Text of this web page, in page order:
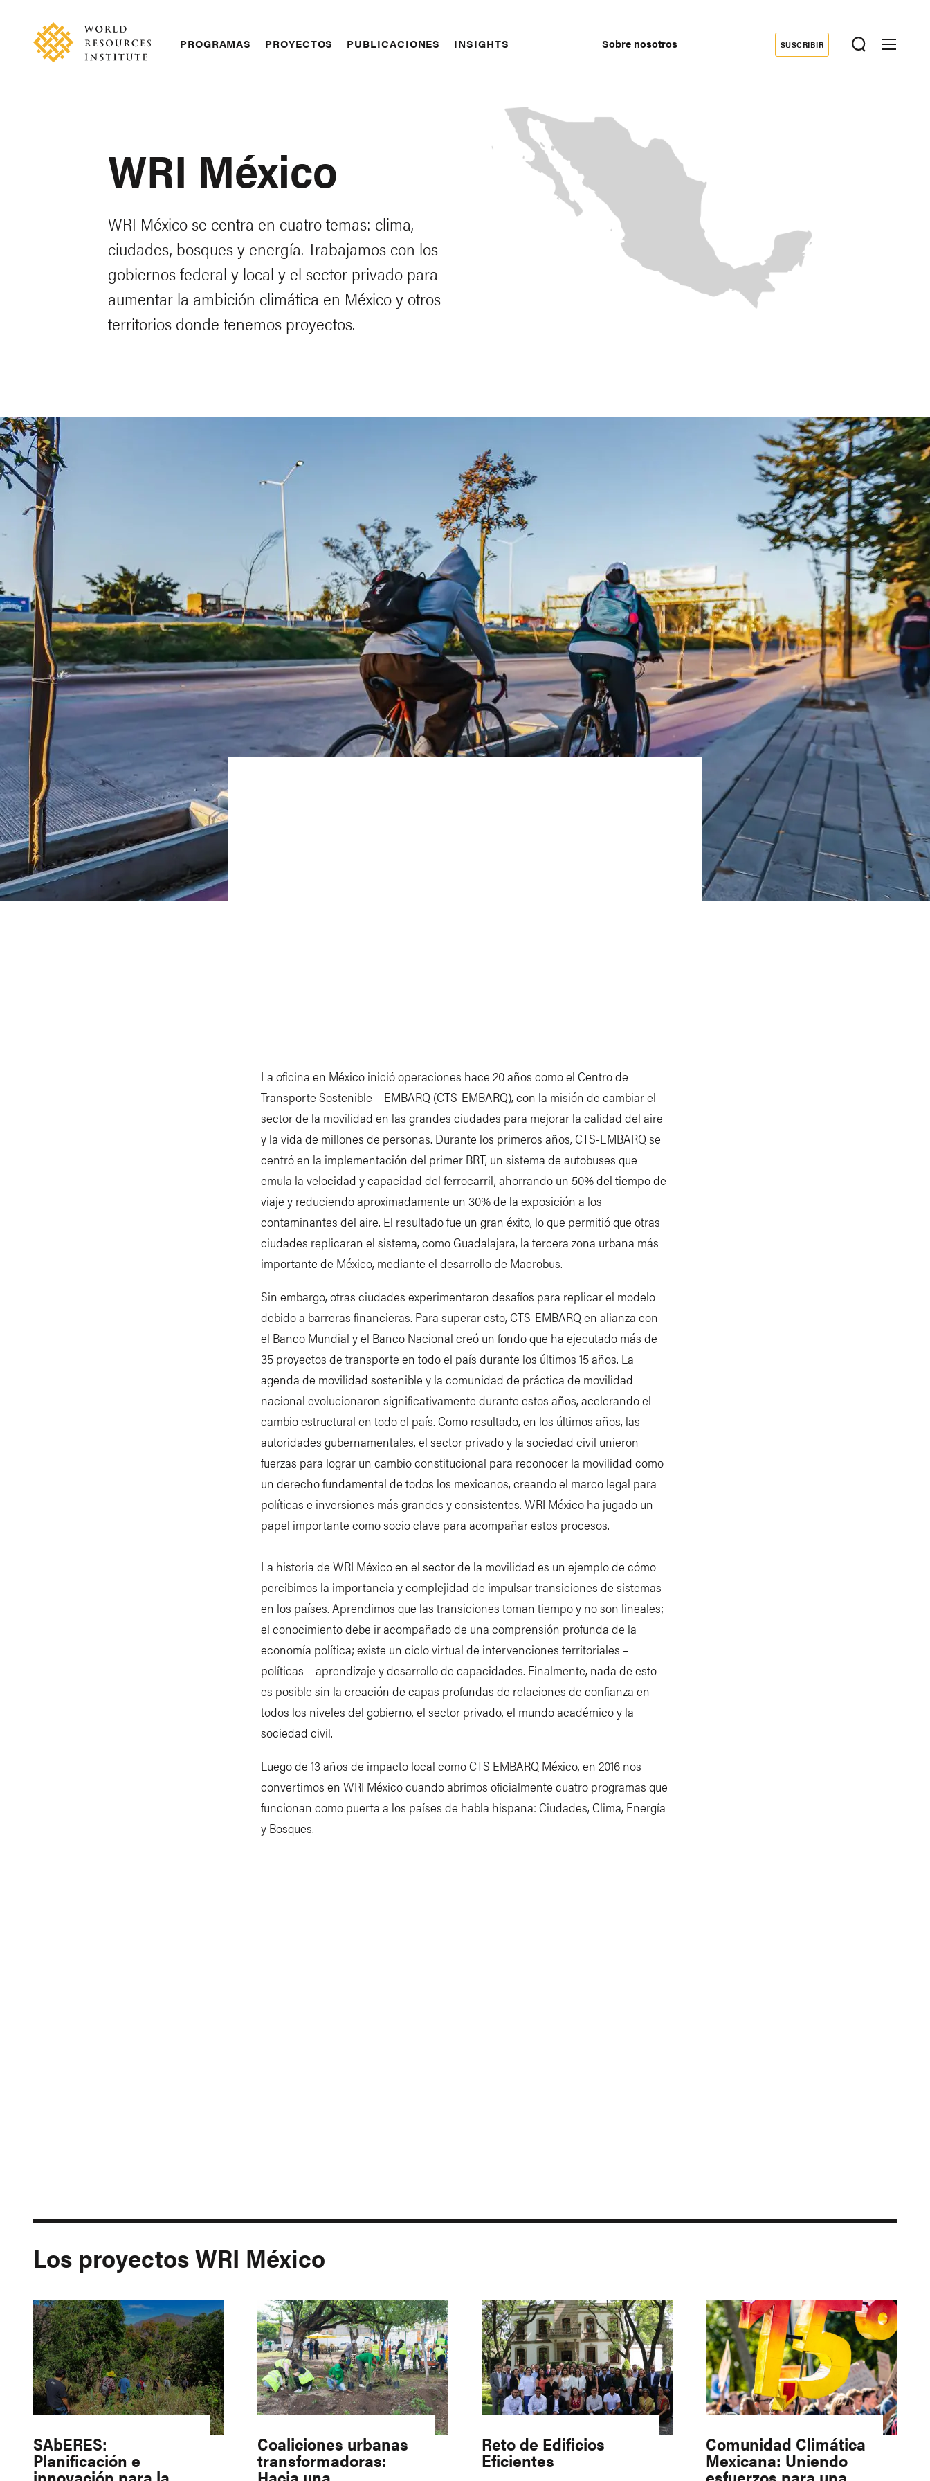
content
Main
PROGRAMAS PROYECTOS PUBLICACIONES INSIGHTS Sobre nosotros
Donate
SUSCRIBIR
WRI México
WRI México se centra en cuatro temas: clima,
ciudades, bosques y energía. Trabajamos con los
gobiernos federal y local y el sector privado para
aumentar la ambición climática en México y otros
territorios donde tenemos proyectos.
La oficina en México inició operaciones hace 20 años como el Centro de
Transporte Sostenible – EMBARQ (CTS-EMBARQ), con la misión de cambiar el
sector de la movilidad en las grandes ciudades para mejorar la calidad del aire
y la vida de millones de personas. Durante los primeros años, CTS-EMBARQ se
centró en la implementación del primer BRT, un sistema de autobuses que
emula la velocidad y capacidad del ferrocarril, ahorrando un 50% del tiempo de
viaje y reduciendo aproximadamente un 30% de la exposición a los
contaminantes del aire. El resultado fue un gran éxito, lo que permitió que otras
ciudades replicaran el sistema, como Guadalajara, la tercera zona urbana más
importante de México, mediante el desarrollo de Macrobus.
Sin embargo, otras ciudades experimentaron desafíos para replicar el modelo
debido a barreras financieras. Para superar esto, CTS-EMBARQ en alianza con
el Banco Mundial y el Banco Nacional creó un fondo que ha ejecutado más de
35 proyectos de transporte en todo el país durante los últimos 15 años. La
agenda de movilidad sostenible y la comunidad de práctica de movilidad
nacional evolucionaron significativamente durante estos años, acelerando el
cambio estructural en todo el país. Como resultado, en los últimos años, las
autoridades gubernamentales, el sector privado y la sociedad civil unieron
fuerzas para lograr un cambio constitucional para reconocer la movilidad como
un derecho fundamental de todos los mexicanos, creando el marco legal para
políticas e inversiones más grandes y consistentes. WRI México ha jugado un
papel importante como socio clave para acompañar estos procesos.
La historia de WRI México en el sector de la movilidad es un ejemplo de cómo
percibimos la importancia y complejidad de impulsar transiciones de sistemas
en los países. Aprendimos que las transiciones toman tiempo y no son lineales;
el conocimiento debe ir acompañado de una comprensión profunda de la
economía política; existe un ciclo virtual de intervenciones territoriales –
políticas – aprendizaje y desarrollo de capacidades. Finalmente, nada de esto
es posible sin la creación de capas profundas de relaciones de confianza en
todos los niveles del gobierno, el sector privado, el mundo académico y la
sociedad civil.
Luego de 13 años de impacto local como CTS EMBARQ México, en 2016 nos
convertimos en WRI México cuando abrimos oficialmente cuatro programas que
funcionan como puerta a los países de habla hispana: Ciudades, Clima, Energía
y Bosques.
Los proyectos WRI México
SAbERES:
Planificación e
Coaliciones urbanas
transformadoras:
Reto de Edificios
Eficientes
Comunidad Climática
Mexicana: Uniendo